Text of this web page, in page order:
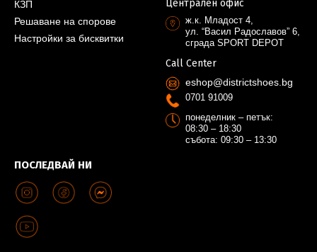
КЗП
Решаване на спорове
Настройки за бисквитки
ПОСЛЕДВАЙ НИ
Централен офис
ж.к. Младост 4,
ул. “Васил Радославов” 6,
сграда SPORT DEPOT
Call Center
eshop@districtshoes.bg
0701 91009
понеделник – петък:
08:30 – 18:30
събота: 09:30 – 13:30